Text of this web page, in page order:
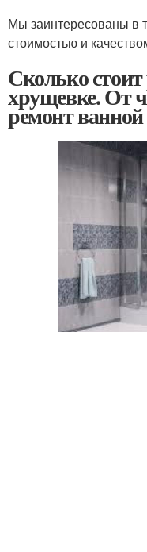
Мы заинтересованы в
стоимостью и
Сколько
хрущевке. От
ремонт